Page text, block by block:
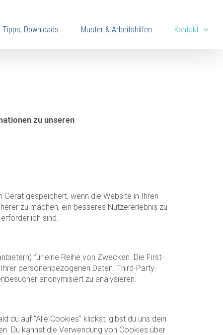
Tipps, Downloads Muster & Arbeitshilfen Kontakt
zu unseren
gespeichert, wenn die Website in Ihren
zu machen, ein besseres Nutzererlebnis zu
sind.
für eine Reihe von Zwecken. Die First-
personenbezogenen Daten. Third-Party-
anonymisiert zu analysieren.
du auf “Alle Cookies” klickst, gibst du uns dein
Du kannst die Verwendung von Cookies über